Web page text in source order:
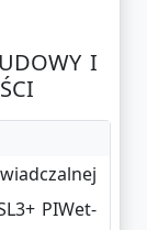
I
PIWet-